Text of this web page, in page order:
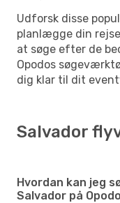
Udforsk disse
planlægge din
at søge efter de
Opodos
dig klar til dit
Salvador
Hvordan kan jeg
Salvador på